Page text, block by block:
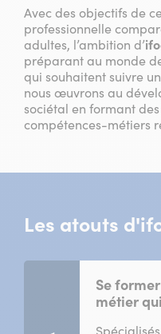
Avec des objectifs de
professionnelle
adultes, l’ambition d’
préparant au monde
qui souhaitent suivre
nous œuvrons au
sociétal en formant
compétences-métiers
Les atouts
Se
métier